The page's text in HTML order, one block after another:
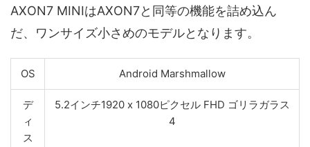
AXON7 MINIはAXON7と同等の機能を詰め込ん
だ、ワンサイズ小さめのモデルとなります。
OS Android Marshmallow
デ
ィ
ス
5.2インチ1920 x 1080ピクセル FHD ゴリラガラス
4